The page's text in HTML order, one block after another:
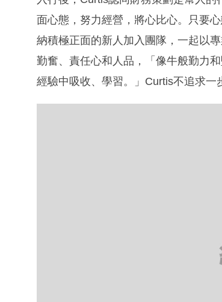
得。
用心拆解客戶需要
曾於銀行任職培訓生，接觸前中後台
心聆聽，分析他和家人有沒有真正需